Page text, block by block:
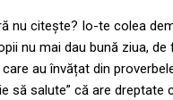
nu citește? Io-te colea
nu mai dau bună ziua,
au învățat din
să salute” că are dreptate